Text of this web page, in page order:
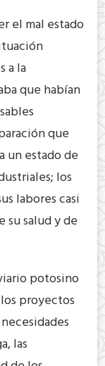
el mal estado
a la
que habían
que
un estado de
los
labores casi
salud y de
potosino
proyectos
las